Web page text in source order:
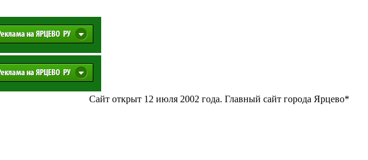
Сайт открыт 12 июля 2002 года. Главный сайт города Ярцево*